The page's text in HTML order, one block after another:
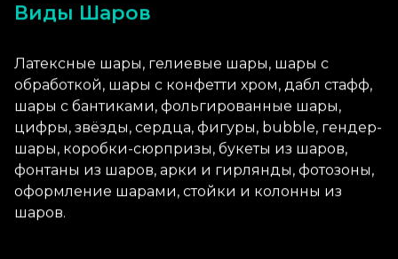
Виды Шаров
Латексные шары, гелиевые шары, шары с
обработкой, шары с конфетти хром, дабл стафф,
шары с бантиками, фольгированные шары,
цифры, звёзды, сердца, фигуры, bubble, гендер-
шары, коробки-сюрпризы, букеты из шаров,
фонтаны из шаров, арки и гирлянды, фотозоны,
оформление шарами, стойки и колонны из
шаров.